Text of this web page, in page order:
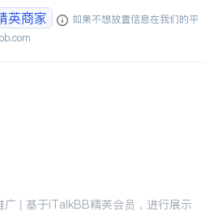
英商家
如果不想放置信息在我们的平
广 | 基于iTalkBB精英会员，进行展示